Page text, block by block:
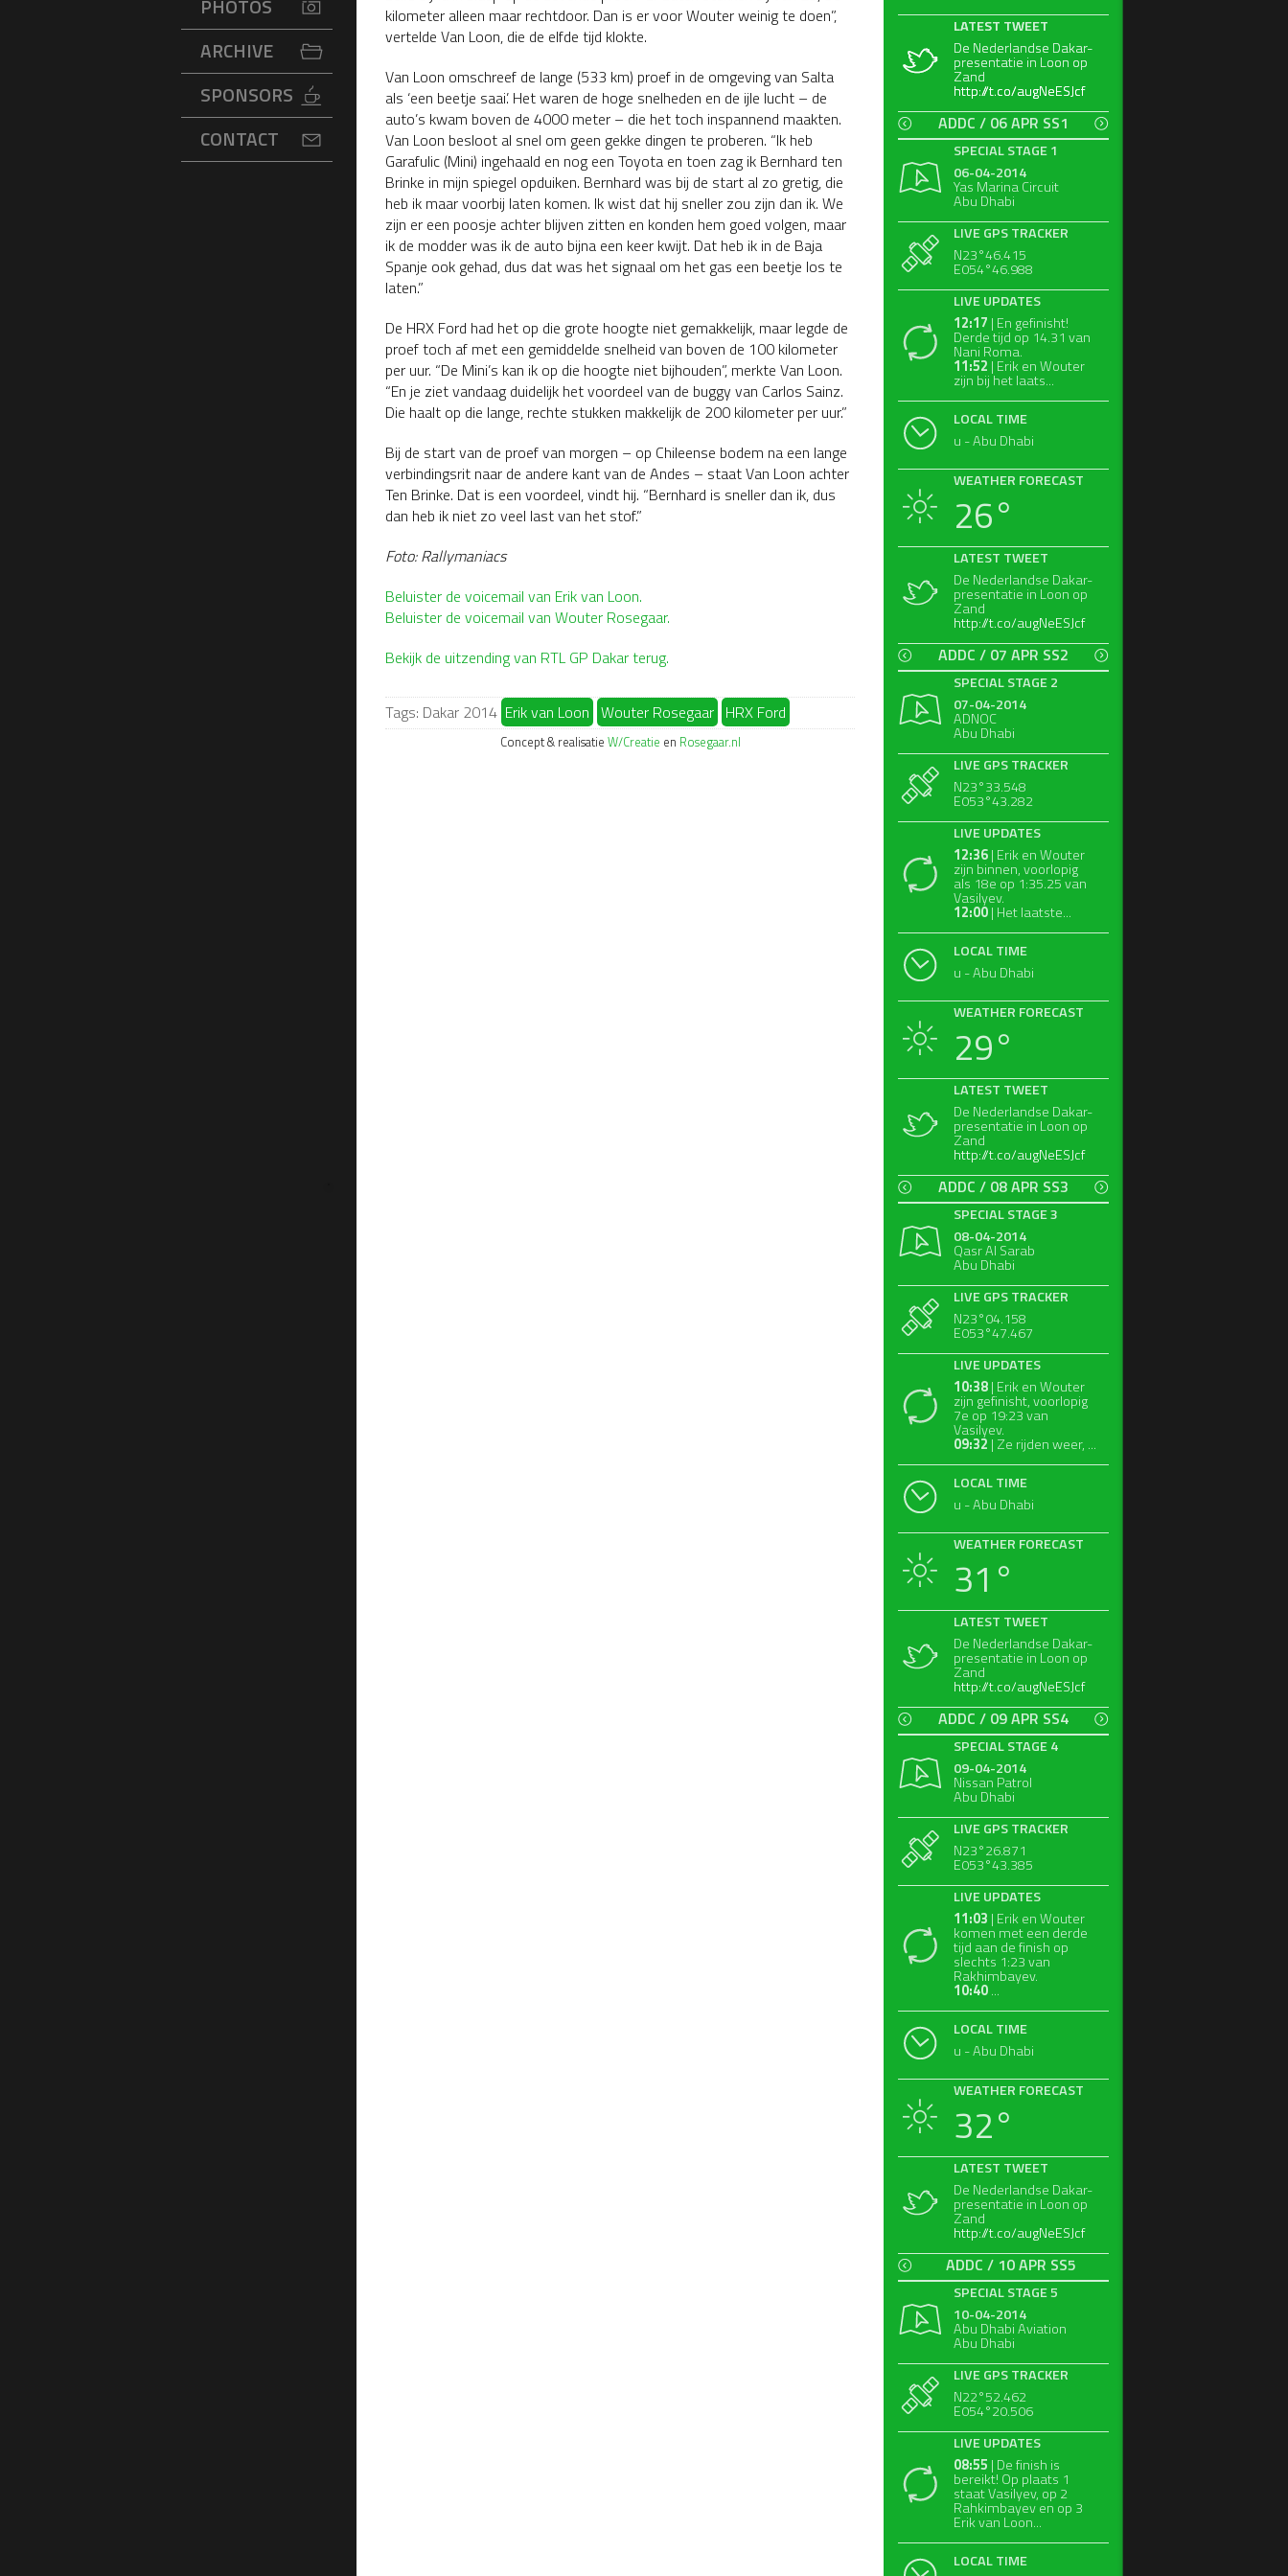
PHOTOS
ARCHIVE
SPONSORS
CONTACT
kilometer alleen maar rechtdoor. Dan is er voor Wouter weinig te doen”,
vertelde Van Loon, die de elfde tijd klokte.
Van Loon omschreef de lange (533 km) proef in de omgeving van Salta
als ‘een beetje saai’. Het waren de hoge snelheden en de ijle lucht – de
auto’s kwam boven de 4000 meter – die het toch inspannend maakten.
Van Loon besloot al snel om geen gekke dingen te proberen. “Ik heb
Garafulic (Mini) ingehaald en nog een Toyota en toen zag ik Bernhard ten
Brinke in mijn spiegel opduiken. Bernhard was bij de start al zo gretig, die
heb ik maar voorbij laten komen. Ik wist dat hij sneller zou zijn dan ik. We
zijn er een poosje achter blijven zitten en konden hem goed volgen, maar
ik de modder was ik de auto bijna een keer kwijt. Dat heb ik in de Baja
Spanje ook gehad, dus dat was het signaal om het gas een beetje los te
laten.”
De HRX Ford had het op die grote hoogte niet gemakkelijk, maar legde de
proef toch af met een gemiddelde snelheid van boven de 100 kilometer
per uur. “De Mini’s kan ik op die hoogte niet bijhouden”, merkte Van Loon.
“En je ziet vandaag duidelijk het voordeel van de buggy van Carlos Sainz.
Die haalt op die lange, rechte stukken makkelijk de 200 kilometer per uur.”
Bij de start van de proef van morgen – op Chileense bodem na een lange
verbindingsrit naar de andere kant van de Andes – staat Van Loon achter
Ten Brinke. Dat is een voordeel, vindt hij. “Bernhard is sneller dan ik, dus
dan heb ik niet zo veel last van het stof.”
Foto: Rallymaniacs
Beluister de voicemail van Erik van Loon.
Beluister de voicemail van Wouter Rosegaar.
Bekijk de uitzending van RTL GP Dakar terug.
Tags: Dakar 2014 Erik van Loon Wouter Rosegaar HRX Ford
Concept & realisatie W/Creatie en Rosegaar.nl
LATEST TWEET
De Nederlandse Dakar-
presentatie in Loon op
Zand
http://t.co/augNeESJcf
LATEST TWEET
De Nederlandse Dakar-
presentatie in Loon op
Zand
http://t.co/augNeESJcf
ADDC / 06 APR SS1
SPECIAL STAGE 1
06-04-2014
Yas Marina Circuit
Abu Dhabi
LIVE GPS TRACKER
N23°46.415
E054°46.988
LIVE UPDATES
12:17 | En gefinisht!
Derde tijd op 14.31 van
Nani Roma.
11:52 | Erik en Wouter
zijn bij het laats...
LOCAL TIME
u - Abu Dhabi
WEATHER FORECAST
26°
LATEST TWEET
De Nederlandse Dakar-
presentatie in Loon op
Zand
http://t.co/augNeESJcf
ADDC / 07 APR SS2
SPECIAL STAGE 2
07-04-2014
ADNOC
Abu Dhabi
LIVE GPS TRACKER
N23°33.548
E053°43.282
LIVE UPDATES
12:36| Erik en Wouter
zijn binnen, voorlopig
als 18e op 1:35.25 van
Vasilyev.
12:00| Het laatste...
LOCAL TIME
u - Abu Dhabi
WEATHER FORECAST
29°
LATEST TWEET
De Nederlandse Dakar-
presentatie in Loon op
Zand
http://t.co/augNeESJcf
ADDC / 08 APR SS3
SPECIAL STAGE 3
08-04-2014
Qasr Al Sarab
Abu Dhabi
LIVE GPS TRACKER
N23°04.158
E053°47.467
LIVE UPDATES
10:38| Erik en Wouter
zijn gefinisht, voorlopig
7e op 19:23 van
Vasilyev.
09:32 | Ze rijden weer, ...
LOCAL TIME
u - Abu Dhabi
WEATHER FORECAST
31°
LATEST TWEET
De Nederlandse Dakar-
presentatie in Loon op
Zand
http://t.co/augNeESJcf
ADDC / 09 APR SS4
SPECIAL STAGE 4
09-04-2014
Nissan Patrol
Abu Dhabi
LIVE GPS TRACKER
N23°26.871
E053°43.385
LIVE UPDATES
11:03 | Erik en Wouter
komen met een derde
tijd aan de finish op
slechts 1:23 van
Rakhimbayev.
10:40...
LOCAL TIME
u - Abu Dhabi
WEATHER FORECAST
32°
LATEST TWEET
De Nederlandse Dakar-
presentatie in Loon op
Zand
http://t.co/augNeESJcf
ADDC / 10 APR SS5
SPECIAL STAGE 5
10-04-2014
Abu Dhabi Aviation
Abu Dhabi
LIVE GPS TRACKER
N22°52.462
E054°20.506
LIVE UPDATES
08:55 | De finish is
bereikt! Op plaats 1
staat Vasilyev, op 2
Rahkimbayev en op 3
Erik van Loon...
LOCAL TIME